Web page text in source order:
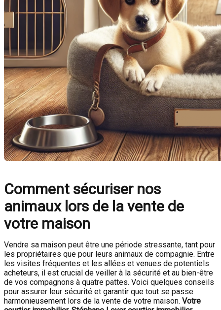
Comment sécuriser nos
animaux lors de la vente de
votre maison
Vendre sa maison peut être une période stressante, tant pour
les propriétaires que pour leurs animaux de compagnie. Entre
les visites fréquentes et les allées et venues de potentiels
acheteurs, il est crucial de veiller à la sécurité et au bien-être
de vos compagnons à quatre pattes. Voici quelques conseils
pour assurer leur sécurité et garantir que tout se passe
harmonieusement lors de la vente de votre maison. Votre